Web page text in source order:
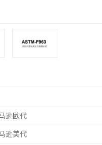
逊欧代
逊美代